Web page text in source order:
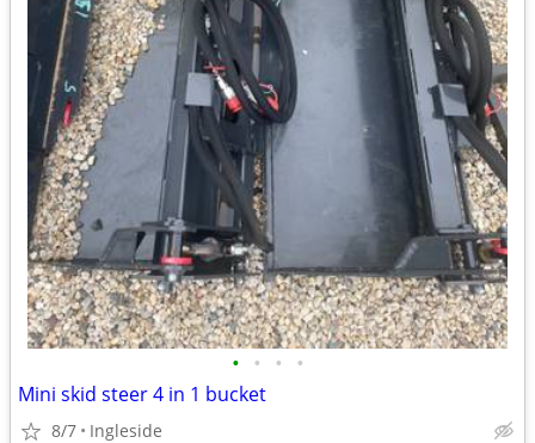
• • • •
Mini skid steer 4 in 1 bucket
8/7 Ingleside